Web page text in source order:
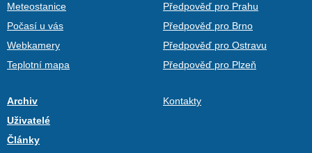
Meteostanice
Počasí u vás
Webkamery
Teplotní mapa
Předpověď pro Prahu
Předpověď pro Brno
Předpověď pro Ostravu
Předpověď pro Plzeň
Archiv
Uživatelé
Články
Kontakty